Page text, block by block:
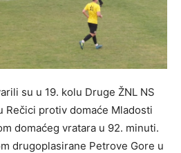
su u 19. kolu Druge ŽNL NS
Rečici protiv domaće Mladosti
domaćeg vratara u 92. minuti.
drugoplasirane Petrove Gore u